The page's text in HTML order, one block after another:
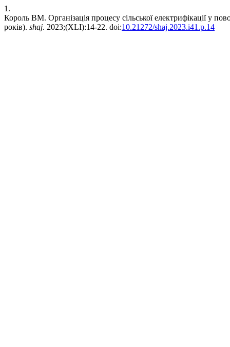
1.
Король ВМ. Організація процесу сільської електрифікації у
років). shaj. 2023;(XLI):14-22. doi:10.21272/shaj.2023.i41.p.14